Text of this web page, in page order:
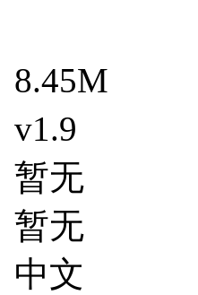
8.45M
v1.9
暂无
暂无
中文